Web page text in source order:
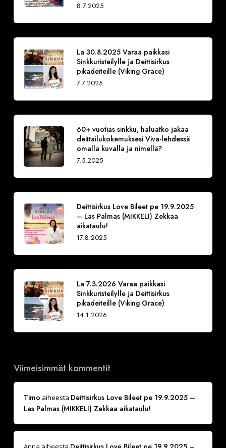
8.7.2025
La 30.8.2025 Varaa paikkasi
Sinkkuristeilylle ja Deittisirkus
pikadeiteille (Viking Grace)
7.7.2025
60+ vuotias sinkku, haluatko jakaa
deittailukokemuksesi Viva-lehdessä
omalla kuvalla ja nimellä?
7.5.2025
Deittisirkus Love Bileet pe 19.9.2025
– Las Palmas (MIKKELI) Zekkaa
aikataulu!
17.8.2025
La 7.3.2026 Varaa paikkasi
Sinkkuristeilylle ja Deittisirkus
pikadeiteille (Viking Grace)
14.1.2026
Viimeisimmät kommentit
Timo aiheesta Deittisirkus Love Bileet pe 19.9.2025 –
Las Palmas (MIKKELI) Zekkaa aikataulu!